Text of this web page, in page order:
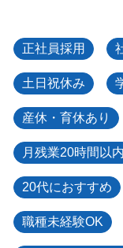
正社員採用
土日祝休み
産休・育休あり
月残業20時間以内
20代におすすめ
職種未経験OK